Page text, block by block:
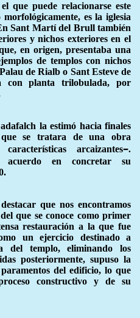
que puede relacionarse este
es la iglesia
Sant Martí del Brull también
y nichos exteriores en el
en origen, presentaba una
de templos con nichos
de Rialb o Sant Esteve de
con planta trilobulada, por
la estimó hacia finales
se tratara de una obra
arcaizantes–.
acuerdo en concretar su
que nos encontramos
que se conoce como primer
restauración a la que fue
un ejercicio destinado a
del templo, eliminando los
posteriormente, supuso la
del edificio, lo que
constructivo y de su